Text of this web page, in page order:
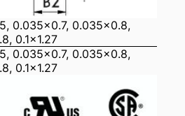
0.035x0.7, 0.035x0.8,
0.1x1.27
0.035x0.7, 0.035x0.8,
0.1x1.27